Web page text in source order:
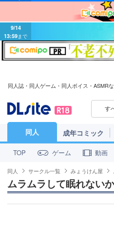
9/14
13:59 まで
同人誌・同人ゲーム・同人ボイス・ASMR
す
同人 成年コミック
TOP ゲーム 動画
同人 サークル一覧 みょうけん屋
ムラムラして眠れない